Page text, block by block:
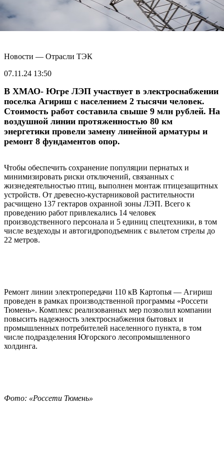
Новости — Отрасли ТЭК
07.11.24 13:50
В ХМАО- Югре ЛЭП участвует в электроснабжении
поселка Агириш с населением 2 тысячи человек.
Стоимость работ составила свыше 9 млн рублей. На
воздушной линии протяженностью 80 км
энергетики провели замену линейной арматуры и
ремонт 8 фундаментов опор.
Чтобы обеспечить сохранение популяции пернатых и
минимизировать риски отключений, связанных с
жизнедеятельностью птиц, выполнен монтаж птицезащитных
устройств. От древесно-кустарниковой растительности
расчищено 137 гектаров охранной зоны ЛЭП. Всего к
проведению работ привлекались 14 человек
производственного персонала и 5 единиц спецтехники, в том
числе вездеходы и автогидроподъемник с вылетом стрелы до
22 метров.
Ремонт линии электропередачи 110 кВ Картопья — Агириш
проведен в рамках производственной программы «Россети
Тюмень». Комплекс реализованных мер позволил компании
повысить надежность электроснабжения бытовых и
промышленных потребителей населенного пункта, в том
числе подразделения Югорского лесопромышленного
холдинга.
Фото: «Россети Тюмень»